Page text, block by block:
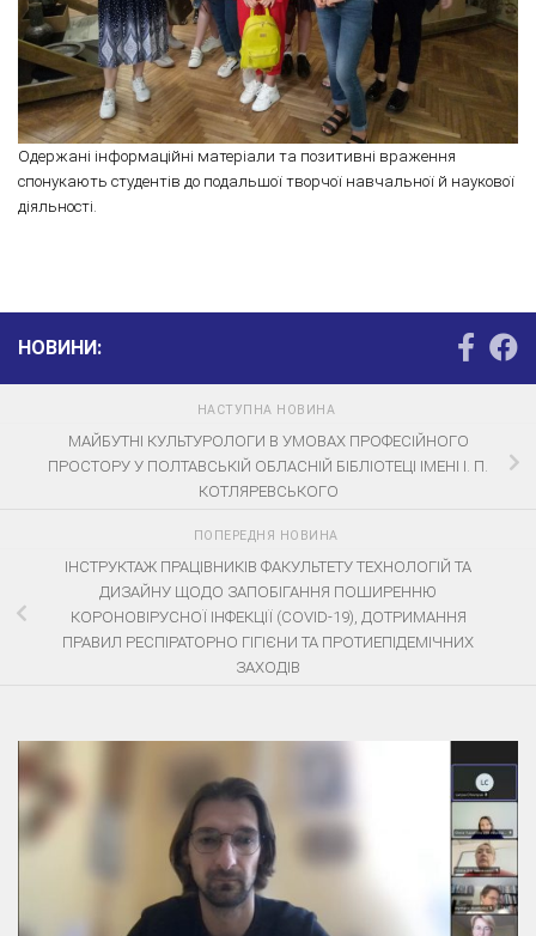
Одержані інформаційні матеріали та позитивні враження
спонукають студентів до подальшої творчої навчальної й наукової
діяльності.
НОВИНИ:
НАСТУПНА НОВИНА
МАЙБУТНІ КУЛЬТУРОЛОГИ В УМОВАХ ПРОФЕСІЙНОГО
ПРОСТОРУ У ПОЛТАВСЬКІЙ ОБЛАСНІЙ БІБЛІОТЕЦІ ІМЕНІ І. П.
КОТЛЯРЕВСЬКОГО
ПОПЕРЕДНЯ НОВИНА
ІНСТРУКТАЖ ПРАЦІВНИКІВ ФАКУЛЬТЕТУ ТЕХНОЛОГІЙ ТА
ДИЗАЙНУ ЩОДО ЗАПОБІГАННЯ ПОШИРЕННЮ
КОРОНОВІРУСНОЇ ІНФЕКЦІЇ (COVID-19), ДОТРИМАННЯ
ПРАВИЛ РЕСПІРАТОРНО ГІГІЄНИ ТА ПРОТИЕПІДЕМІЧНИХ
ЗАХОДІВ